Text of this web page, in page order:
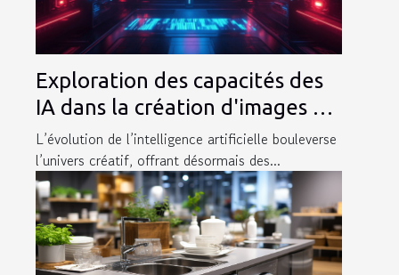
Exploration des capacités des
IA dans la création d'images et
de logos
L’évolution de l’intelligence artificielle bouleverse
l’univers créatif, offrant désormais des...